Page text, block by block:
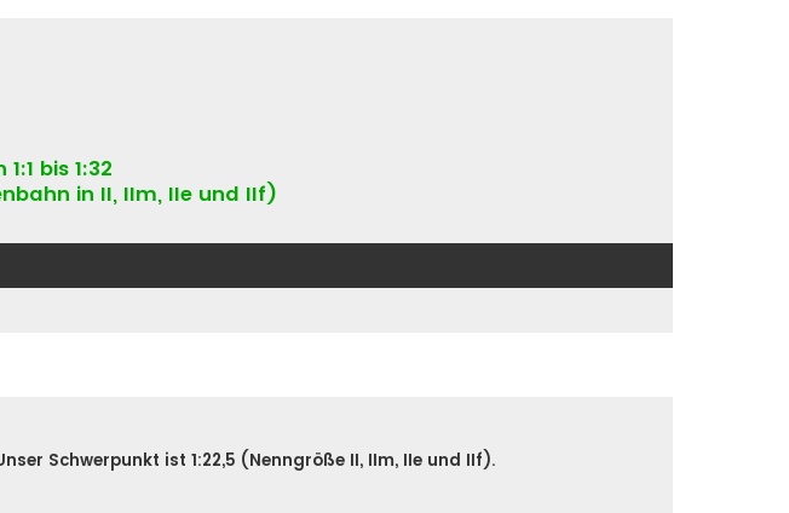
bis 1:32
in II, IIm, IIe und IIf)
Schwerpunkt ist 1:22,5 (Nenngröße II, IIm, IIe und IIf).